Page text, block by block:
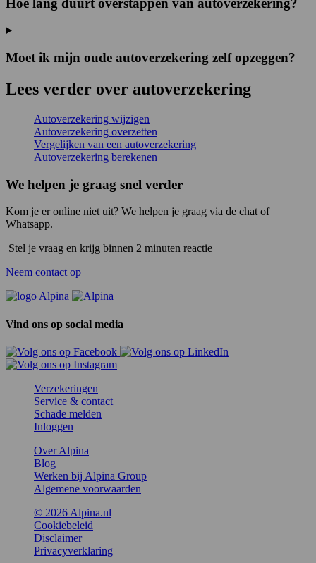
Hoe lang duurt overstappen van autoverzekering?
Moet ik mijn oude autoverzekering zelf opzeggen?
Lees verder over autoverzekering
Autoverzekering wijzigen
Autoverzekering overzetten
Vergelijken van een autoverzekering
Autoverzekering berekenen
We helpen je graag snel verder
Kom je er online niet uit? We helpen je graag via de chat of
Whatsapp.
Stel je vraag en krijg binnen 2 minuten reactie
Neem contact op
Vind ons op social media
Verzekeringen
Service & contact
Schade melden
Inloggen
Over Alpina
Blog
Werken bij Alpina Group
Algemene voorwaarden
© 2026 Alpina.nl
Cookiebeleid
Disclaimer
Privacyverklaring